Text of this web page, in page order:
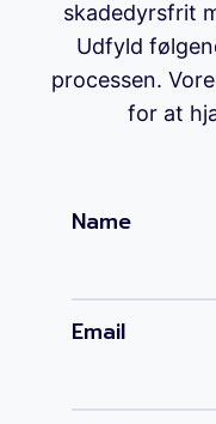
skadedyrsfrit
Udfyld
processen.
for at
Name
Email